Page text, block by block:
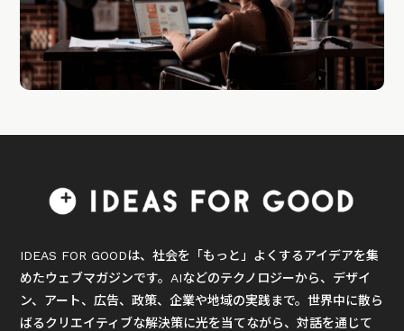
IDEAS FOR GOODは、社会を「もっと」よくするアイデアを集
めたウェブマガジンです。AIなどのテクノロジーから、デザイ
ン、アート、広告、政策、企業や地域の実践まで。世界中に散ら
ばるクリエイティブな解決策に光を当てながら、対話を通じて